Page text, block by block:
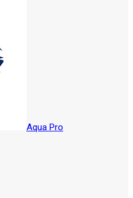
Aqua Pro